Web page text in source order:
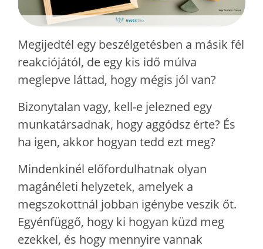
Megijedtél egy beszélgetésben a másik fél
reakciójától, de egy kis idő múlva
meglepve láttad, hogy mégis jól van?
Bizonytalan vagy, kell-e jelezned egy
munkatársadnak, hogy aggódsz érte? És
ha igen, akkor hogyan tedd ezt meg?
Mindenkinél előfordulhatnak olyan
magánéleti helyzetek, amelyek a
megszokottnál jobban igénybe veszik őt.
Egyénfüggő, hogy ki hogyan küzd meg
ezekkel, és hogy mennyire vannak